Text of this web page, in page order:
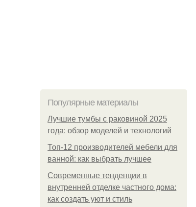
Популярные материалы
Лучшие тумбы с раковиной 2025
года: обзор моделей и технологий
Топ-12 производителей мебели для
ванной: как выбрать лучшее
Современные тенденции в
внутренней отделке частного дома:
как создать уют и стиль